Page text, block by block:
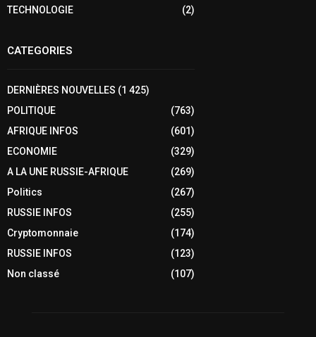
TECHNOLOGIE
(2)
CATEGORIES
DERNIÈRES NOUVELLES (1 425)
POLITIQUE
(763)
AFRIQUE INFOS
(601)
ECONOMIE
(329)
A LA UNE RUSSIE-AFRIQUE
(269)
Politics
(267)
RUSSIE INFOS
(255)
Cryptomonnaie
(174)
RUSSIE INFOS
(123)
Non classé
(107)